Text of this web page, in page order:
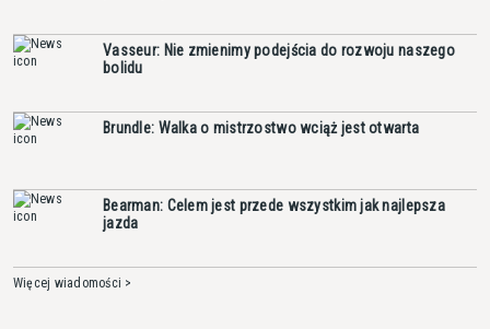
Vasseur: Nie zmienimy podejścia do rozwoju naszego
bolidu
Brundle: Walka o mistrzostwo wciąż jest otwarta
Bearman: Celem jest przede wszystkim jak najlepsza
jazda
Więcej wiadomości >